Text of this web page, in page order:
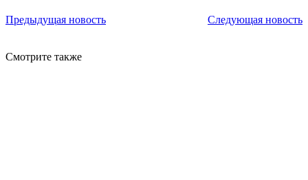
Предыдущая новость Следующая новость
Смотрите также